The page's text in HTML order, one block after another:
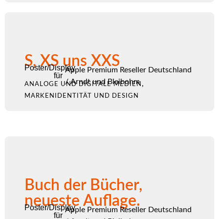
S, XS uns XXS
Poster/Display
für
Apple Premium Reseller Deutschland
/Arndt und Bleibohm
ANALOGE UND DIGITALE MEDIEN ,
MARKENIDENTITÄT UND DESIGN
Buch der Bücher,
neueste Auflage.
Poster/Display
für
Apple Premium Reseller Deutschland